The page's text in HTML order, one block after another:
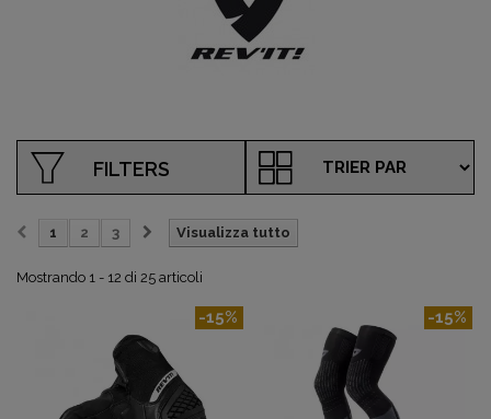
FILTERS
Visualizza tutto
1 2 3
Mostrando 1 - 12 di 25 articoli
-15% -15%